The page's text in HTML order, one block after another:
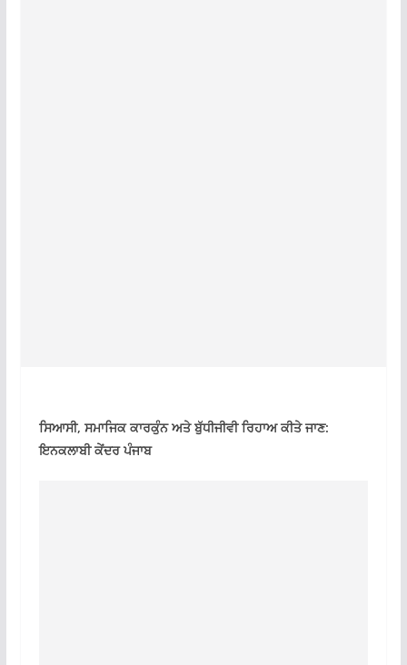
ਸਿਆਸੀ, ਸਮਾਜਿਕ ਕਾਰਕੁੰਨ ਅਤੇ ਬੁੱਧੀਜੀਵੀ ਰਿਹਾਅ ਕੀਤੇ ਜਾਣ:
ਇਨਕਲਾਬੀ ਕੇਂਦਰ ਪੰਜਾਬ